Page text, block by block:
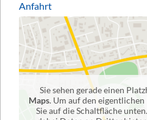
Anfahrt
Sie sehen gerade einen
Maps. Um auf den
Sie auf die Schaltfläche